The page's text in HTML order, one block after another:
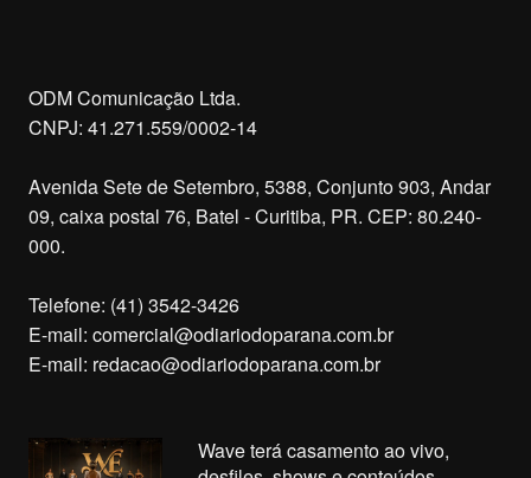
ODM Comunicação Ltda.
CNPJ: 41.271.559/0002-14
Avenida Sete de Setembro, 5388, Conjunto 903, Andar
09, caixa postal 76, Batel - Curitiba, PR. CEP: 80.240-
000.
Telefone: (41) 3542-3426
E-mail: comercial@odiariodoparana.com.br
E-mail: redacao@odiariodoparana.com.br
Wave terá casamento ao vivo,